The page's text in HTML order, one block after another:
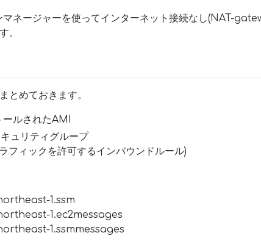
ネージャーを使ってインターネット接続なし(NAT-
。
とめておきます。
ルされたAMI
ュリティグループ
ィックを許可するインバウンドルール)
1.ssm
1.ec2messages
1.ssmmessages